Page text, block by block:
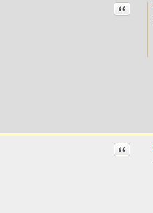
Zitat
Zitat